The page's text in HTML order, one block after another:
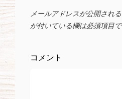
シ
メールアドレスが公開され
が付いている欄は必須項目
コメント